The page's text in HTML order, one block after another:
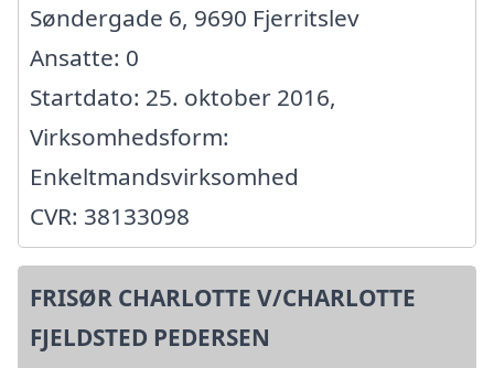
Søndergade 6, 9690 Fjerritslev
Ansatte: 0
Startdato: 25. oktober 2016,
Virksomhedsform:
Enkeltmandsvirksomhed
CVR: 38133098
FRISØR CHARLOTTE V/CHARLOTTE
FJELDSTED PEDERSEN